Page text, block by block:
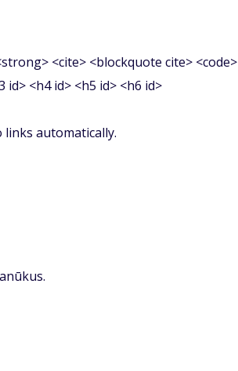
<cite> <blockquote cite>
id> <h4 id> <h5 id> <h6 id>
links automatically.